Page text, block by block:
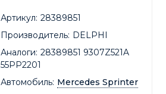
Артикул: 28389851
Производитель: DELPHI
Аналоги: 28389851 9307Z521A
55PP2201
Автомобиль: Mercedes Sprinter